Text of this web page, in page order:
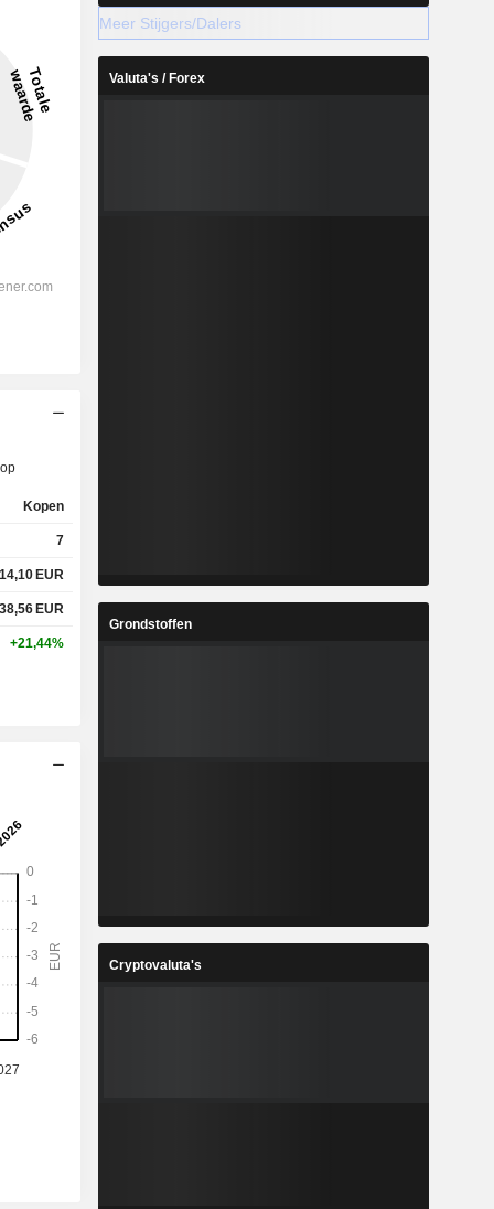
Kopen
7
EUR
EUR
+21,44%
Meer Stijgers/Dalers
Valuta's / Forex
Grondstoffen
Cryptovaluta's